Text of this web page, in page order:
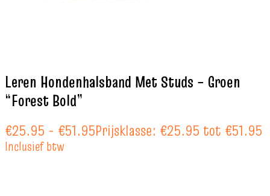
Leren Hondenhalsband Met Studs – Groen
“Forest Bold”
€25.95 - €51.95Prijsklasse: €25.95 tot €51.95
Inclusief btw